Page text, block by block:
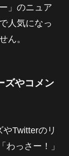
」のニュア
人気になっ
ん。
ズやコメン
Twitterのリ
わっさー！」